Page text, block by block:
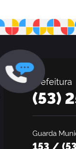
Prefeitura
(53)
Guarda
153 /